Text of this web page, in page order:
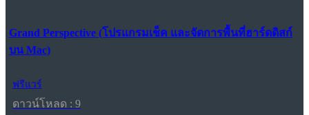
Grand Perspective (โปรแกรมเช็ค และจัดการพื้นที่ฮาร์ดดิสก์
บน Mac)
ฟรีแวร์
ดาวน์โหลด : 9